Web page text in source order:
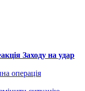
Заходу на удар
операція